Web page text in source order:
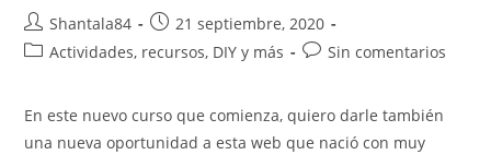
Autor
de
Shantala84
Publicación
de
21 septiembre, 2020
Categoría
entrada:
Actividades, recursos, DIY y más
Comentarios
entrada:
Sin comentarios
En este nuevo curso que comienza, quiero darle también
una nueva oportunidad a esta web que nació con muy